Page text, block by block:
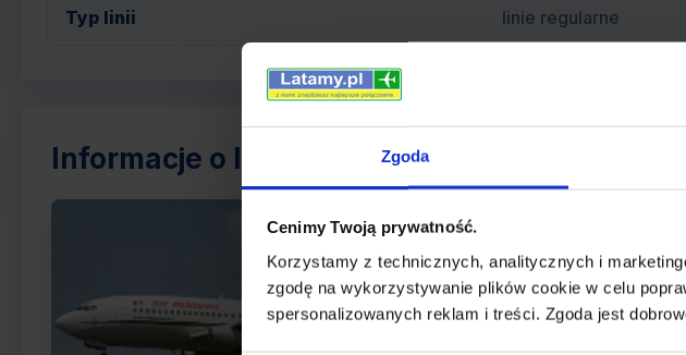
Zgoda
Cenimy Twoją prywatność.
Korzystamy z technicznych, analitycznych i
zgodę na wykorzystywanie plików cookie w celu
spersonalizowanych reklam i treści. Zgoda jest
Typ linii linie regularne
Informacje o linii Air Malawi
Air Malawi Limited to
należący w całości do
Kamuzu International
Linie lotnicze